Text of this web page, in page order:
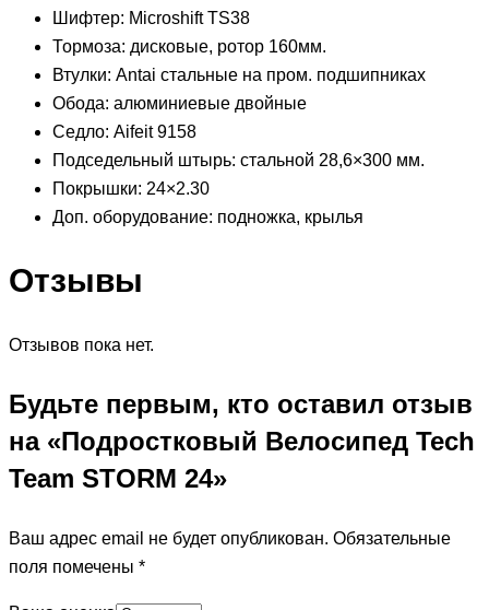
Шифтер: Microshift TS38
Тормоза: дисковые, ротор 160мм.
Втулки: Antai стальные на пром. подшипниках
Обода: алюминиевые двойные
Седло: Aifeit 9158
Подседельный штырь: стальной 28,6×300 мм.
Покрышки: 24×2.30
Доп. оборудование: подножка, крылья
Отзывы
Отзывов пока нет.
Будьте первым, кто оставил отзыв
на «Подростковый Велосипед Tech
Team STORM 24»
Ваш адрес email не будет опубликован. Обязательные
поля помечены *